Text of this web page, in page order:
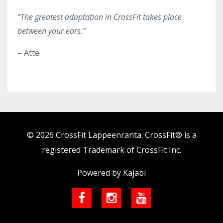
“The greatest adaptation in CrossFit takes place
between your ears.”
– Atte
© 2026 CrossFit Lappeenranta. CrossFit® is a
registered Trademark of CrossFit Inc.
Powered by Kajabi